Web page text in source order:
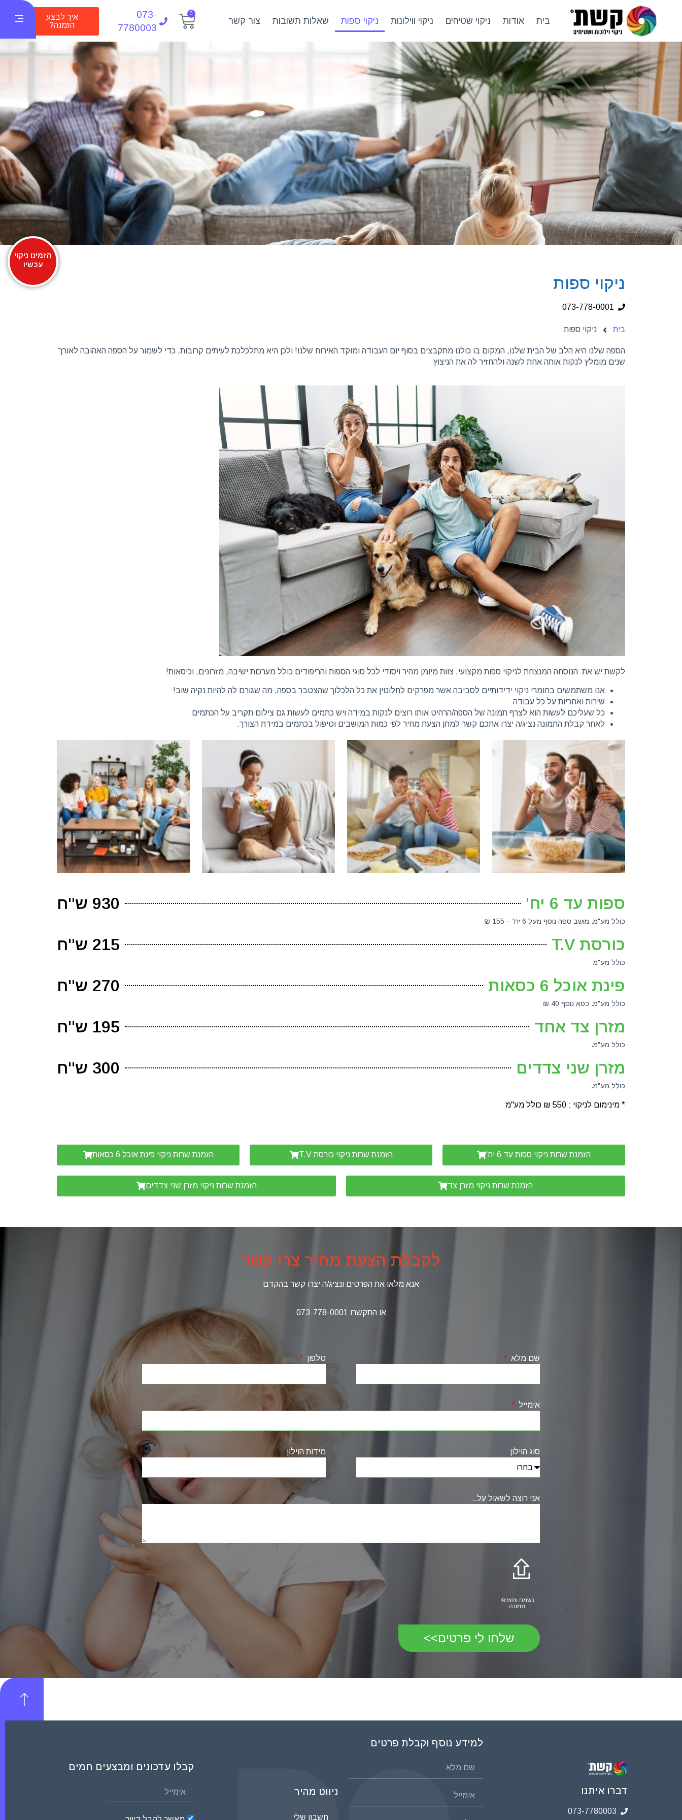
בית אודות ניקוי שטיחים ניקוי ווילונות ניקוי ספות שאלות תשובות צור קשר
0
073-
7780003
איך לבצע
הזמנה?
ניקוי ספות
073-778-0001
בית ניקוי ספות
הספה שלנו היא הלב של הבית שלנו, המקום בו כולנו מתקבצים בסוף יום העבודה ומוקד האירוח שלנו! ולכן היא מתלכלכת לעיתים קרובות. כדי לשמור על הספה האהובה לאורך
שנים מומלץ לנקות אותה אחת לשנה ולהחזיר לה את הניצוץ
לקשת יש את הנוסחה המנצחת לניקוי ספות מקצועי, צוות מיומן מהיר ויסודי לכל סוגי הספות והריפודים כולל מערכות ישיבה, מזרונים, וכיסאות!
אנו משתמשים בחומרי ניקוי ידידותיים לסביבה אשר מפרקים לחלוטין את כל הלכלוך שהצטבר בספה, מה שגורם לה להיות נקיה שוב!
שירות ואחריות על כל עבודה
כל שעליכם לעשות הוא לצרף תמונה של הספה/הרהיט אותו רוצים לנקות במידה ויש כתמים לעשות גם צילום תקריב על הכתמים
לאחר קבלת התמונה נציג/ה יצרו אתכם קשר למתן הצעת מחיר לפי כמות המושבים וטיפול בכתמים במידת הצורך.
ספות עד 6 יח' 930 ש"ח
כולל מע"מ. מושב ספה נוסף מעל 6 יח' – 155 ₪
כורסת T.V 215 ש"ח
כולל מע"מ
פינת אוכל 6 כסאות 270 ש"ח
כולל מע"מ. כסא נוסף 40 ₪
מזרן צד אחד 195 ש"ח
כולל מע"מ.
מזרן שני צדדים 300 ש"ח
כולל מע"מ.
* מינימום לניקוי : 550 ₪ כולל מע"מ
הזמנת שרות ניקוי ספות עד 6 יח' הזמנת שרות ניקוי כורסת T.V הזמנת שרות ניקוי פינת אוכל 6 כסאות
הזמנת שרות ניקוי מזרן צד הזמנת שרות ניקוי מזרן שני צדדים
לקבלת הצעת מחיר צרו קשר
אנא מלאו את הפרטים ונציג/ה יצרו קשר בהקדם
או התקשרו 073-778-0001
שם מלא טלפון
אימייל
סוג הוילון מידות הוילון
אני רוצה לשאול על..
שלחו לי פרטים>>
הזמינו ניקוי
עכשיו
דברו איתנו
073-7780003
למידע נוסף וקבלת פרטים
ניווט מהיר
חשבון שלי
קבלו עדכונים ומבצעים חמים